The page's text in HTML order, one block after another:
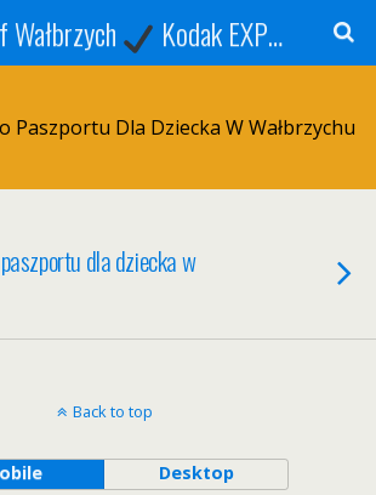
Kodak EXPRESS
Paszportu Dla Dziecka W Wałbrzychu
dla dziecka w
Back to top
Desktop